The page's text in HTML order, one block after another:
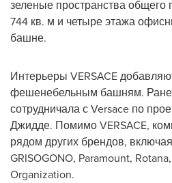
зеленые пространства
744 кв. м и четыре этажа
башне.
Интерьеры VERSACE
фешенебельным башням.
сотрудничала с Versace по
Джидде. Помимо VERSACE,
рядом других брендов,
GRISOGONO, Paramount,
Organization.